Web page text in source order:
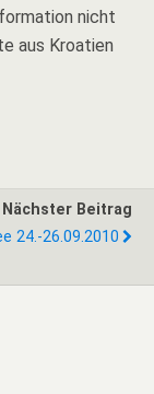
nicht
aus Kroatien
Nächster Beitrag
24.-26.09.2010